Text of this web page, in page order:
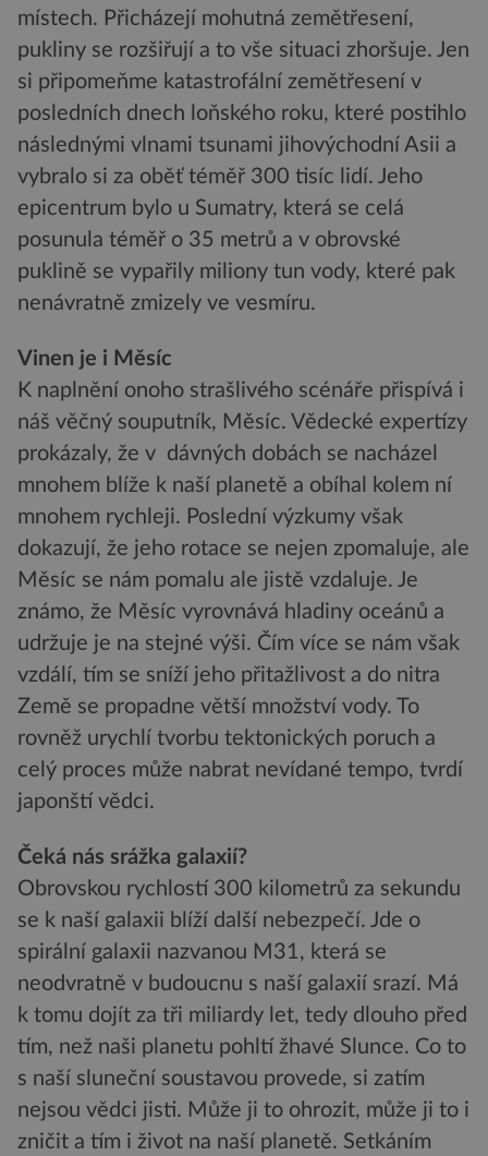
místech. Přicházejí mohutná zemětřesení,
pukliny se rozšiřují a to vše situaci zhoršuje. Jen
si připomeňme katastrofální zemětřesení v
posledních dnech loňského roku, které postihlo
následnými vlnami tsunami jihovýchodní Asii a
vybralo si za oběť téměř 300 tisíc lidí. Jeho
epicentrum bylo u Sumatry, která se celá
posunula téměř o 35 metrů a v obrovské
puklině se vypařily miliony tun vody, které pak
nenávratně zmizely ve vesmíru.
Vinen je i Měsíc
K naplnění onoho strašlivého scénáře přispívá i
náš věčný souputník, Měsíc. Vědecké expertízy
prokázaly, že v dávných dobách se nacházel
mnohem blíže k naší planetě a obíhal kolem ní
mnohem rychleji. Poslední výzkumy však
dokazují, že jeho rotace se nejen zpomaluje, ale
Měsíc se nám pomalu ale jistě vzdaluje. Je
známo, že Měsíc vyrovnává hladiny oceánů a
udržuje je na stejné výši. Čím více se nám však
vzdálí, tím se sníží jeho přitažlivost a do nitra
Země se propadne větší množství vody. To
rovněž urychlí tvorbu tektonických poruch a
celý proces může nabrat nevídané tempo, tvrdí
japonští vědci.
Čeká nás srážka galaxií?
Obrovskou rychlostí 300 kilometrů za sekundu
se k naší galaxii blíží další nebezpečí. Jde o
spirální galaxii nazvanou M31, která se
neodvratně v budoucnu s naší galaxií srazí. Má
k tomu dojít za tři miliardy let, tedy dlouho před
tím, než naši planetu pohltí žhavé Slunce. Co to
s naší sluneční soustavou provede, si zatím
nejsou vědci jisti. Může ji to ohrozit, může ji to i
zničit a tím i život na naší planetě. Setkáním